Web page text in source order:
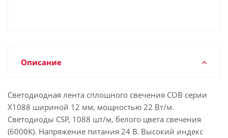
Описание
Светодиодная лента сплошного свечения COB серии
X1088 шириной 12 мм, мощностью 22 Вт/м.
Светодиоды CSP, 1088 шт/м, белого цвета свечения
(6000K). Напряжение питания 24 В. Высокий индекс